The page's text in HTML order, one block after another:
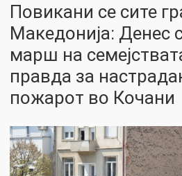
Повикани се сите
Македонија: Денес
марш на
правда за
пожарот во Кочани